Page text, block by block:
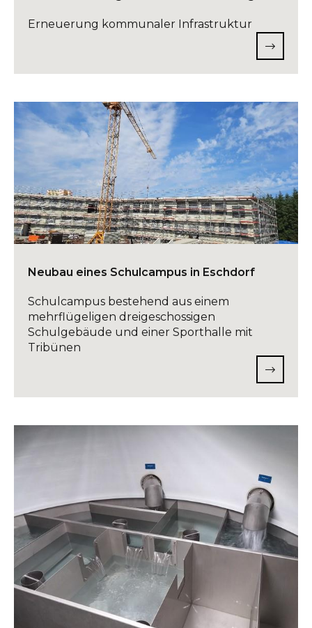
Erneuerung kommunaler Infrastruktur
Neubau eines Schulcampus in Eschdorf
Schulcampus bestehend aus einem
mehrflügeligen dreigeschossigen
Schulgebäude und einer Sporthalle mit
Tribünen